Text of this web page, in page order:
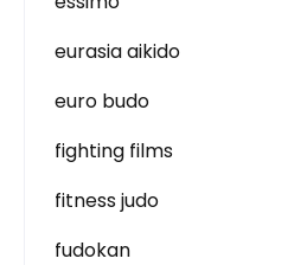
eurasia aikido
euro budo
fighting films
fitness judo
fudokan